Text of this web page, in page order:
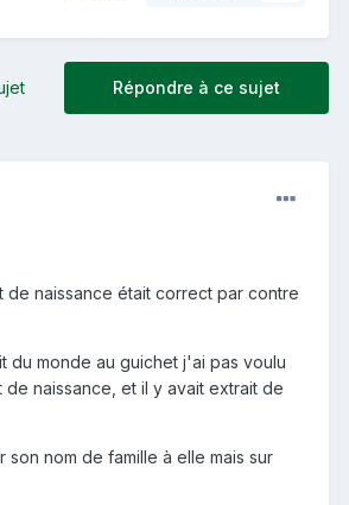
Répondre à ce sujet
de naissance était correct par contre
du monde au guichet j'ai pas voulu
naissance, et il y avait extrait de
nom de famille à elle mais sur